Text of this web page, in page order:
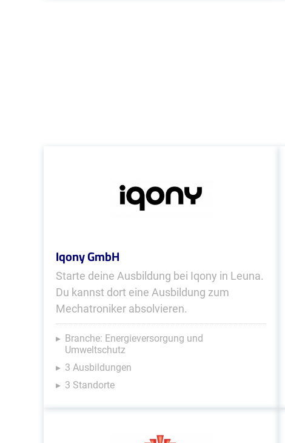
Iqony GmbH
Starte deine Ausbildung bei Iqony in Leuna.
Du kannst dort eine Ausbildung zum
Mechatroniker absolvieren.
Branche: Energieversorgung und
Umweltschutz
3 Ausbildungen
3 Standorte